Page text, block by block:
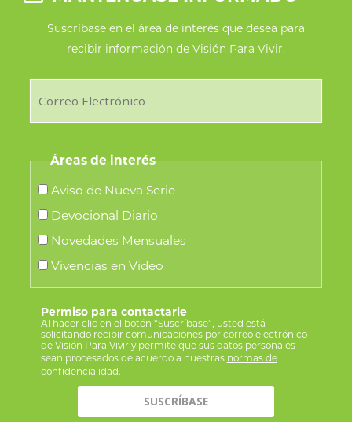
Suscríbase en el área de interés que desea para
recibir información de Visión Para Vivir.
Áreas de interés
Aviso de Nueva Serie
Devocional Diario
Novedades Mensuales
Vivencias en Video
Permiso para contactarle
Al hacer clic en el botón “Suscríbase”, usted está
solicitando recibir comunicaciones por correo electrónico
de Visión Para Vivir y permite que sus datos personales
sean procesados de acuerdo a nuestras normas de
confidencialidad.